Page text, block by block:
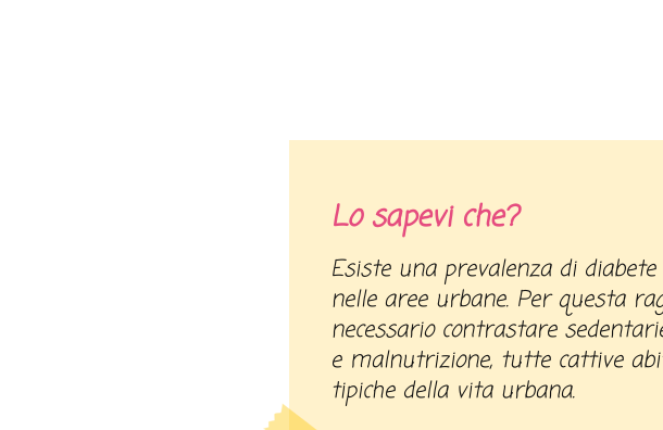
Lo sapevi che?
Esiste una prevalenza di diabete di tipo 2
nelle aree urbane. Per questa
necessario contrastare
e malnutrizione, tutte cattive
tipiche della vita urbana.